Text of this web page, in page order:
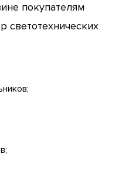
покупателям
светотехнических